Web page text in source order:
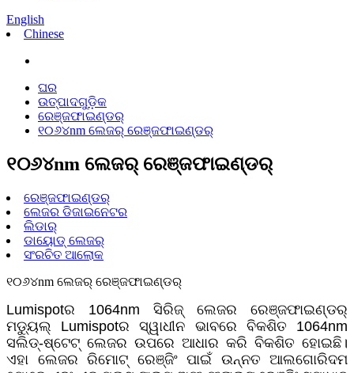
English
Chinese
ଘର
ଉତ୍ପାଦଗୁଡ଼ିକ
ରେଞ୍ଜଫାଇଣ୍ଡର୍
୧୦୬୪nm ଲେଜର୍ ରେଞ୍ଜଫାଇଣ୍ଡର୍
୧୦୬୪nm ଲେଜର୍ ରେଞ୍ଜଫାଇଣ୍ଡର୍
ରେଞ୍ଜଫାଇଣ୍ଡର୍
ଲେଜର ଡିଜାଇନେଟର
ଲିଡାର୍
ଡାୟୋଡ୍ ଲେଜର୍
ସଂରଚିତ ଆଲୋକ
୧୦୬୪nm ଲେଜର୍ ରେଞ୍ଜଫାଇଣ୍ଡର୍
Lumispotର 1064nm ସିରିଜ୍ ଲେଜର ରେଞ୍ଜଫାଇଣ୍ଡର୍
ମଡ୍ୟୁଲ୍ Lumispotର ସ୍ୱାଧୀନ ଭାବରେ ବିକଶିତ 1064nm
ସଲିଡ୍-ଷ୍ଟେଟ୍ ଲେଜର ଉପରେ ଆଧାର କରି ବିକଶିତ ହୋଇଛି।
ଏହା ଲେଜର ରିମୋଟ୍ ରେଞ୍ଜିଂ ପାଇଁ ଉନ୍ନତ ଆଲଗୋରିଦମ